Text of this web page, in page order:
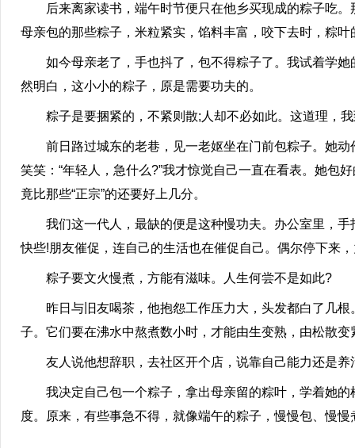
后来离家读书，端午时节便只在他乡买现成的粽子吃。
母亲包的那些粽子，米粒紧实，馅料丰富，咬下去时，粽叶
如今母亲老了，手也抖了，包不得粽子了。我试着学她
然明白，这小小的粽子，原是需要功夫的。
粽子是要捆紧的，不紧则散;人却不必如此。这道理，我
前日路过城东的老巷，见一老妪坐在门前包粽子。她动
笑笑：“年轻人，急什么?”我才惊觉自己一直在看表。她包
竟比那些“正宗”的还要好上几分。
我们这一代人，最缺的便是这种慢功夫。办公室里，手
快些!朋友催促，连自己的生活也在催促自己。偶尔停下来
粽子要文火慢煮，方能有滋味。人生何尝不是如此?
昨日与旧友喝茶，他抱怨工作压力大，头发都白了几根
子。它们要在沸水中熬煮数小时，才能由生变熟，由松散
友人说他想辞职，去社区开个店，说靠自己能力还是养
我决定自己包一个粽子，拿出母亲留的粽叶，学着她的
度。原来，有些事急不得，就像端午的粽子，慢慢包、慢